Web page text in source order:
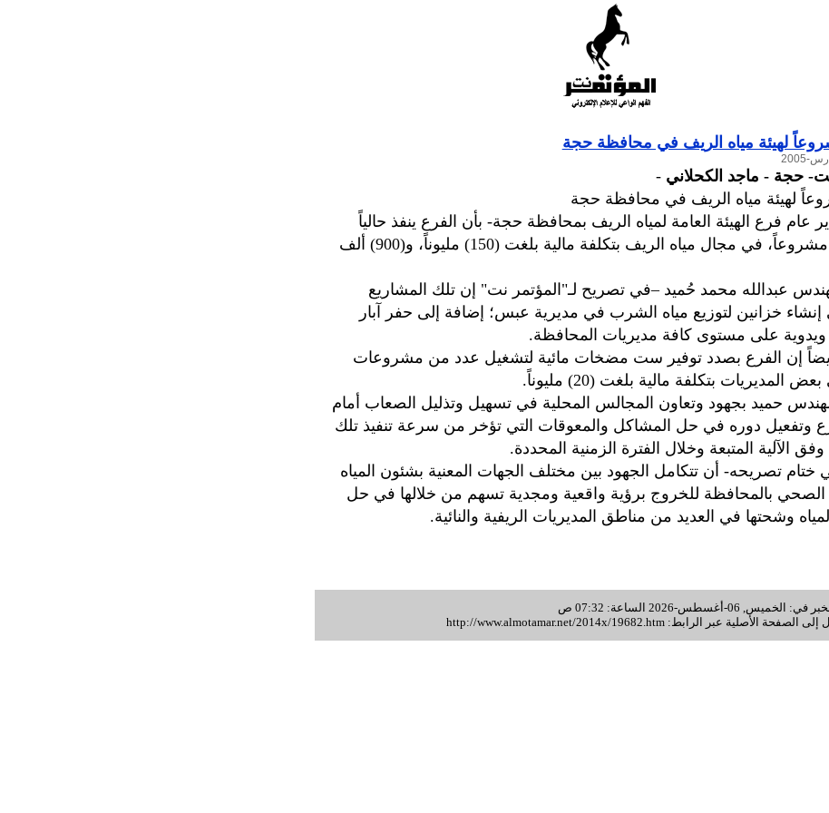
نت- حجة - ماجد الكحلاني -
عام فرع الهيئة العامة لمياه الريف بمحافظة حجة- بأن الفرع ينفذ حالياً
نحو (44) مشروعاً، في مجال مياه الريف بتكلفة مالية بلغت (150) مليوناً، و(900) ألف
عبدالله محمد حُميد –في تصريح لـ"المؤتمر نت" إن تلك المشاريع
خزانين لتوزيع مياه الشرب في مديرية عبس؛ إضافة إلى حفر آبار
ويدوية على مستوى كافة مديريات المحافظة.
إن الفرع بصدد توفير ست مضخات مائية لتشغيل عدد من مشروعات
المديريات بتكلفة مالية بلغت (20) مليوناً.
حميد بجهود وتعاون المجالس المحلية في تسهيل وتذليل الصعاب أمام
وتفعيل دوره في حل المشاكل والمعوقات التي تؤخر من سرعة تنفيذ تلك
وفق الآلية المتبعة وخلال الفترة الزمنية المحددة.
ختام تصريحه- أن تتكامل الجهود بين مختلف الجهات المعنية بشئون المياه
بالمحافظة للخروج برؤية واقعية ومجدية تسهم من خلالها في حل
وشحتها في العديد من مناطق المديريات الريفية والنائية.
06-أغسطس-2026 الساعة: 07:32 ص
إلى الصفحة الأصلية عبر الرابط: http://www.almotamar.net/2014x/19682.htm